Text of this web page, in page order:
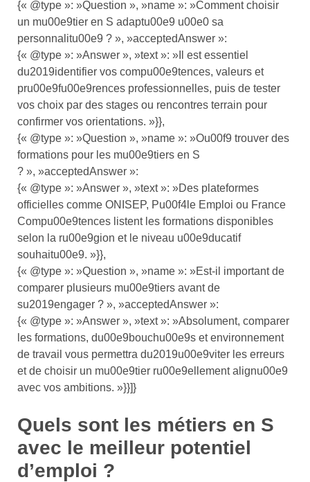
{« @type »: »Question », »name »: »Comment choisir
un mu00e9tier en S adaptu00e9 u00e0 sa
personnalitu00e9 ? », »acceptedAnswer »:
{« @type »: »Answer », »text »: »Il est essentiel
du2019identifier vos compu00e9tences, valeurs et
pru00e9fu00e9rences professionnelles, puis de tester
vos choix par des stages ou rencontres terrain pour
confirmer vos orientations. »}},
{« @type »: »Question », »name »: »Ou00f9 trouver des
formations pour les mu00e9tiers en S
? », »acceptedAnswer »:
{« @type »: »Answer », »text »: »Des plateformes
officielles comme ONISEP, Pu00f4le Emploi ou France
Compu00e9tences listent les formations disponibles
selon la ru00e9gion et le niveau u00e9ducatif
souhaitu00e9. »}},
{« @type »: »Question », »name »: »Est-il important de
comparer plusieurs mu00e9tiers avant de
su2019engager ? », »acceptedAnswer »:
{« @type »: »Answer », »text »: »Absolument, comparer
les formations, du00e9bouchu00e9s et environnement
de travail vous permettra du2019u00e9viter les erreurs
et de choisir un mu00e9tier ru00e9ellement alignu00e9
avec vos ambitions. »}}]}
Quels sont les métiers en S
avec le meilleur potentiel
d’emploi ?